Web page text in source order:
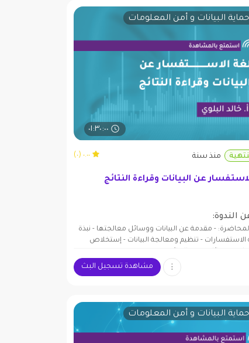
حماية البيانات و أمن المعلومات
٠١:٣٠:٠٠
منذ سنة ٠.٠٠ (٠)
عن البيانات وقراءة النتائج
الندوة:
- مقدمة عن البيانات ووسائل معالجتها - نبذة
- تنظيم ومعالجة البيانات - إستخلاص
مشاهدة تسجيل البث
حماية البيانات و أمن المعلومات